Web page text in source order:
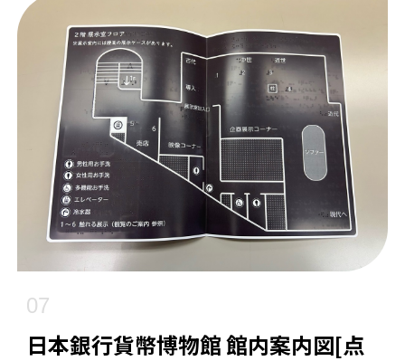
07
日本銀行貨幣博物館 館内案内図[点